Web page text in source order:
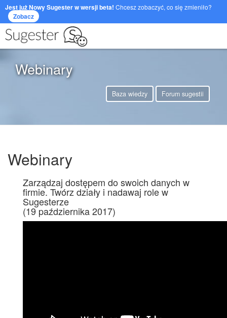
Jest już Nowy Sugester w wersji beta! Chcesz zobaczyć, co się zmieniło?
Zobacz
Webinary
Forum sugestii
Baza wiedzy
Webinary
Zarządzaj dostępem do swoich danych w
firmie. Twórz działy i nadawaj role w
Sugesterze
(19 października 2017)